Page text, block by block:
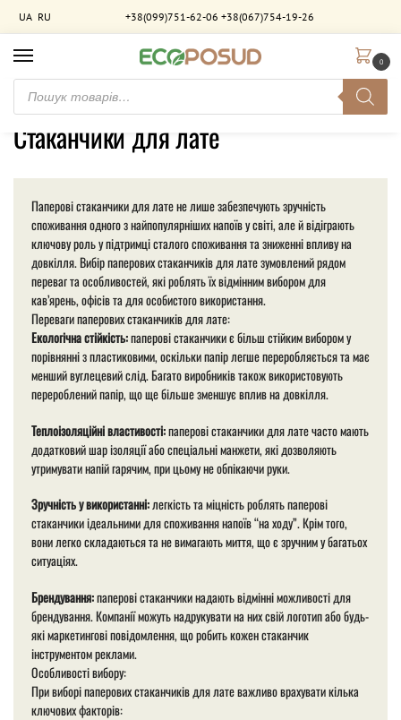
UA RU +38(099)751-62-06 +38(067)754-19-26
0
Головна / Товари з позначками “Стаканчики для лате”
Стаканчики для лате
Паперові стаканчики для лате не лише забезпечують зручність
споживання одного з найпопулярніших напоїв у світі, але й відіграють
ключову роль у підтримці сталого споживання та зниженні впливу на
довкілля. Вибір паперових стаканчиків для лате зумовлений рядом
переваг та особливостей, які роблять їх відмінним вибором для
кав’ярень, офісів та для особистого використання.
Переваги паперових стаканчиків для лате:
Екологічна стійкість:паперові стаканчики є більш стійким вибором у
порівнянні з пластиковими, оскільки папір легше переробляється та має
менший вуглецевий слід. Багато виробників також використовують
перероблений папір, що ще більше зменшує вплив на довкілля.
Теплоізоляційні властивості:паперові стаканчики для лате часто мають
додатковий шар ізоляції або спеціальні манжети, які дозволяють
утримувати напій гарячим, при цьому не обпікаючи руки.
Зручність у використанні:легкість та міцність роблять паперові
стаканчики ідеальними для споживання напоїв “на ходу”. Крім того,
вони легко складаються та не вимагають миття, що є зручним у багатьох
ситуаціях.
Брендування:паперові стаканчики надають відмінні можливості для
брендування. Компанії можуть надрукувати на них свій логотип або будь-
які маркетингові повідомлення, що робить кожен стаканчик
інструментом реклами.
Особливості вибору:
При виборі паперових стаканчиків для лате важливо врахувати кілька
ключових факторів: